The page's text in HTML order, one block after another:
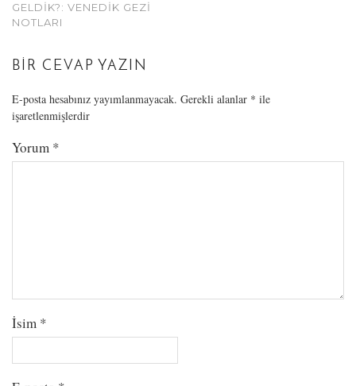
GELDIK?: VENEDIK GEZI
NOTLARI
BIR CEVAP YAZIN
E-posta hesabınız yayımlanmayacak. Gerekli alanlar * ile
işaretlenmişlerdir
Yorum *
İsim *